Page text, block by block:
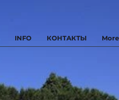
INFO КОНТАКТЫ More